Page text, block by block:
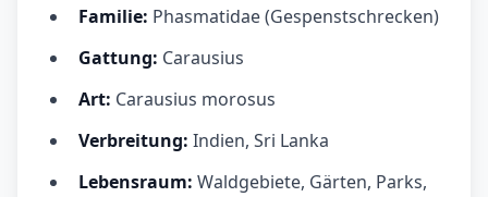
Familie: Phasmatidae (Gespenstschrecken)
Gattung: Carausius
Art: Carausius morosus
Verbreitung: Indien, Sri Lanka
Lebensraum: Waldgebiete, Gärten, Parks,